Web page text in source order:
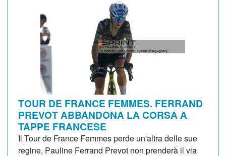
TOUR DE FRANCE FEMMES. FERRAND
PREVOT ABBANDONA LA CORSA A
TAPPE FRANCESE
Il Tour de France Femmes perde un'altra delle sue
regine, Pauline Ferrand Prevot non prenderà il via